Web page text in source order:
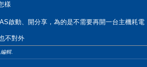
樣
啟動、開分享，為的是不需要再開一台主機耗電
不對外
輯.